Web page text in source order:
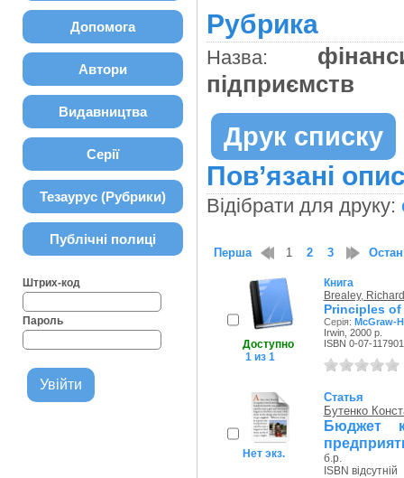
Допомога
Автори
Видавництва
Серії
Тезаурус (Рубрики)
Публічні полиці
Штрих-код
Пароль
Рубрика
Назва:
підприємств
Друк списку
Пов’язані
Відібрати для друку:
Перша 1 2 3
Доступно
1 из 1
Книга
Brealey,
Principles
Серія: McGraw-
Irwin, 2000 р.
ISBN 0-07-
Нет экз.
Статья
Бутенко
Бюджет
б.р.
ISBN відсутній